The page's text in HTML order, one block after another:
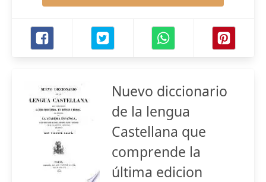
Nuevo diccionario
de la lengua
Castellana que
comprende la
última edicion